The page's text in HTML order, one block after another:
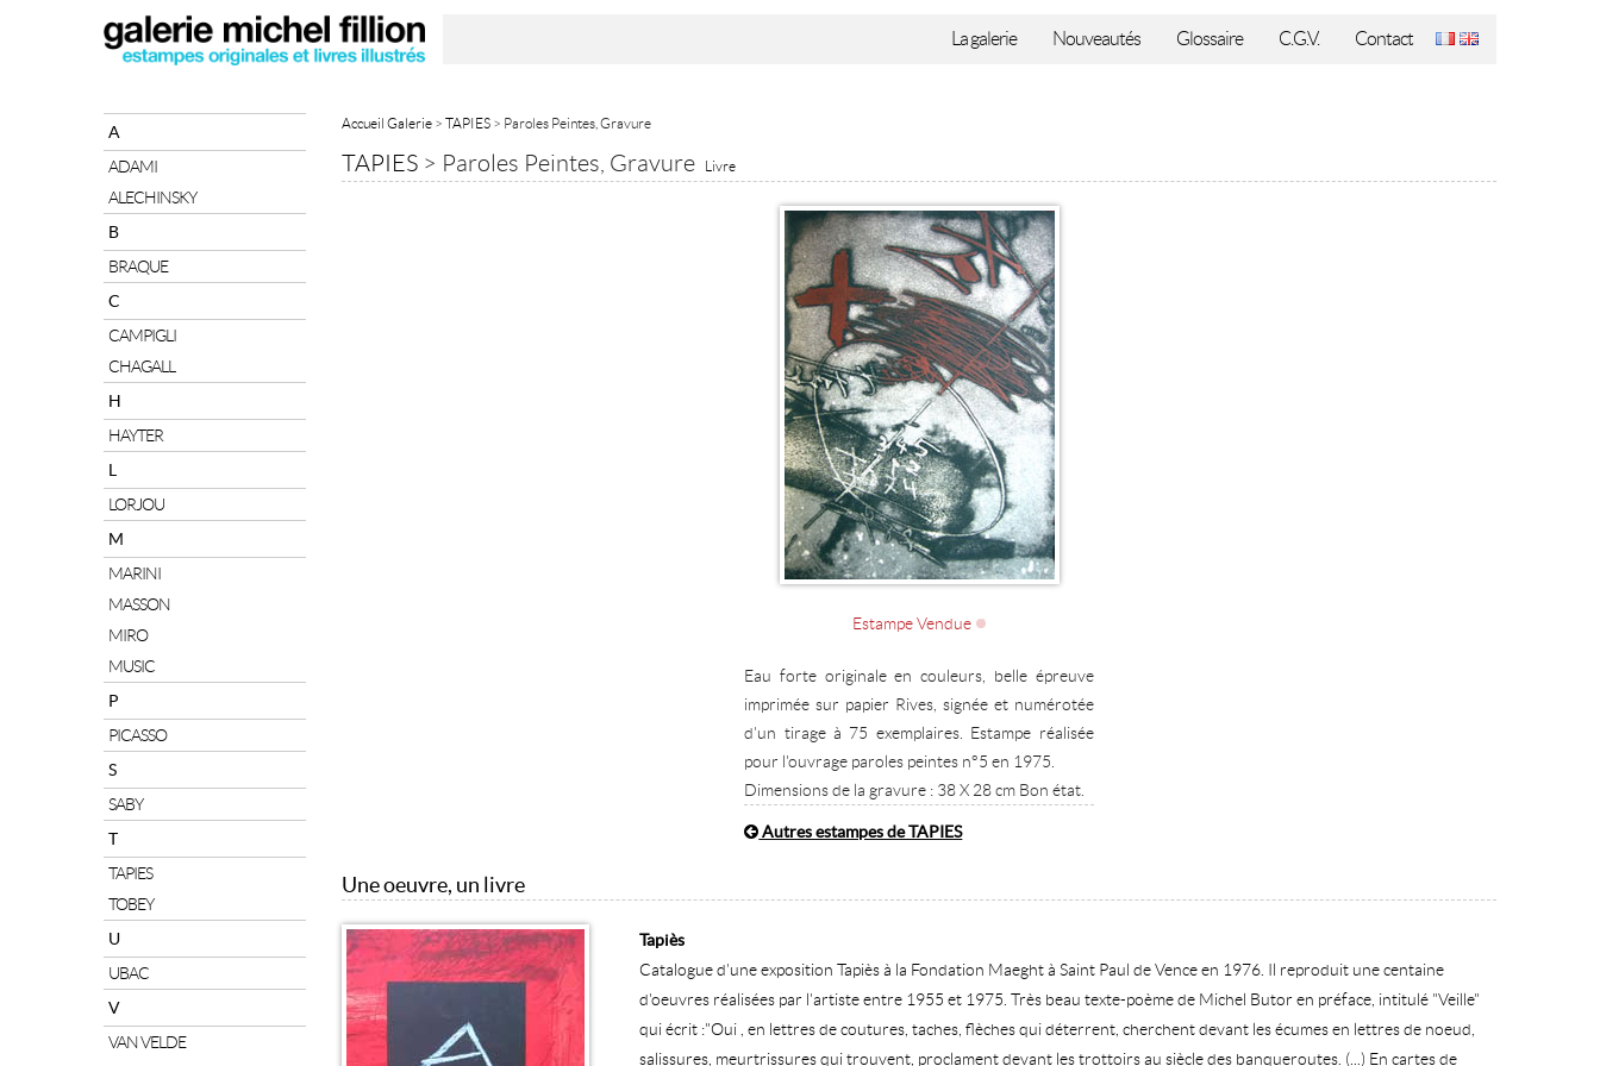
La galerie Nouveautés Glossaire C.G.V. Contact
A
ADAMI
ALECHINSKY
B
BRAQUE
C
CAMPIGLI
CHAGALL
H
HAYTER
L
LORJOU
M
MARINI
MASSON
MIRO
MUSIC
P
PICASSO
S
SABY
T
TAPIES
TOBEY
U
UBAC
V
VAN VELDE
Accueil Galerie >TAPIES > Paroles Peintes, Gravure
TAPIES > Paroles Peintes, Gravure Livre
Estampe Vendue
Eau forte originale en couleurs, belle épreuve
imprimée sur papier Rives, signée et numérotée
d'un tirage à 75 exemplaires. Estampe réalisée
pour l'ouvrage paroles peintes n°5 en 1975.
Dimensions de la gravure : 38 X 28 cm Bon état.
Autres estampes de TAPIES
Une oeuvre, un livre
Tapiès
Catalogue d'une exposition Tapiès à la Fondation Maeght à Saint Paul de Vence en 1976. Il reproduit une centaine
d'oeuvres réalisées par l'artiste entre 1955 et 1975. Très beau texte-poème de Michel Butor en préface, intitulé "Veille"
qui écrit :"Oui , en lettres de coutures, taches, flèches qui déterrent, cherchent devant les écumes en lettres de noeud,
salissures, meurtrissures qui trouvent, proclament devant les trottoirs au siècle des banqueroutes. (...) En cartes de